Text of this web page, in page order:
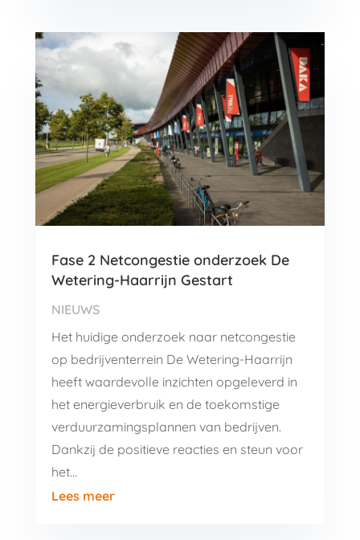
Fase 2 Netcongestie onderzoek De
Wetering-Haarrijn Gestart
NIEUWS
Het huidige onderzoek naar netcongestie
op bedrijventerrein De Wetering-Haarrijn
heeft waardevolle inzichten opgeleverd in
het energieverbruik en de toekomstige
verduurzamingsplannen van bedrijven.
Dankzij de positieve reacties en steun voor
het…
Lees meer